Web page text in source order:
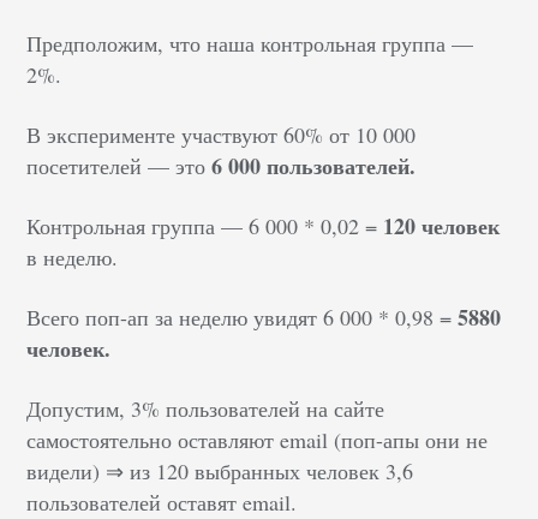
Предположим, что наша контрольная группа —
2%.
В эксперименте участвуют 60% от 10 000
посетителей — это6 000 пользователей.
Контрольная группа — 6 000 * 0,02 = 120 человек
в неделю.
Всего поп-ап за неделю увидят 6 000 * 0,98 =5880
человек.
Допустим, 3% пользователей на сайте
самостоятельно оставляют email (поп-апы они не
видели) ⇒ из 120 выбранных человек 3,6
пользователей оставят email.